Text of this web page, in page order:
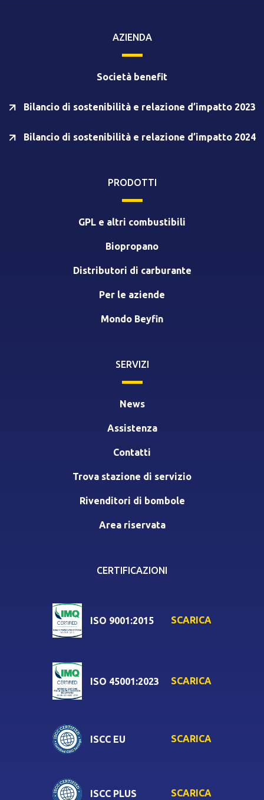
AZIENDA
Società benefit
Bilancio di sostenibilità e relazione d’impatto 2023
Bilancio di sostenibilità e relazione d’impatto 2024
PRODOTTI
GPL e altri combustibili
Biopropano
Distributori di carburante
Per le aziende
Mondo Beyfin
SERVIZI
News
Assistenza
Contatti
Trova stazione di servizio
Rivenditori di bombole
Area riservata
CERTIFICAZIONI
ISO 9001:2015 SCARICA
ISO 45001:2023 SCARICA
ISCC EU SCARICA
ISCC PLUS SCARICA